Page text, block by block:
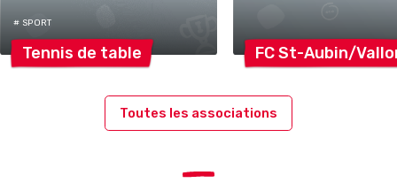
# SPORT
Tennis de table FCSt-Aubin/
Toutes les associations